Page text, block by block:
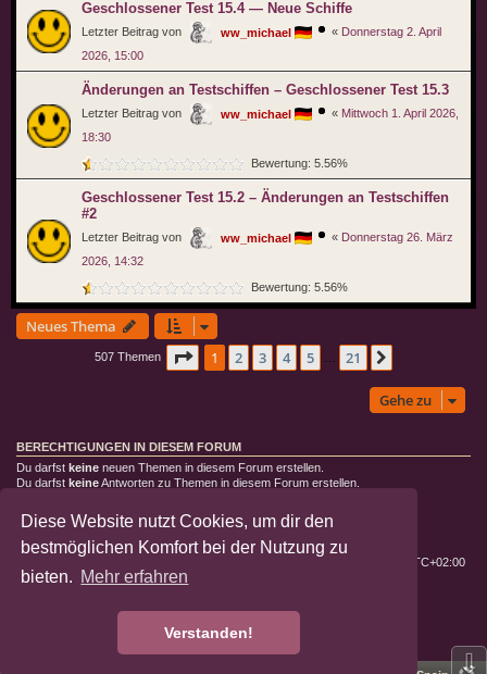
Diese Website nutzt Cookies, um dir den
bestmöglichen Komfort bei der Nutzung zu
bieten. Mehr erfahren
Verstanden!
Geschlossener Test 15.4 — Neue Schiffe
Letzter Beitrag von ww_michael « Donnerstag 2. April
2026, 15:00
Änderungen an Testschiffen – Geschlossener Test 15.3
Letzter Beitrag von ww_michael « Mittwoch 1. April 2026,
18:30
Bewertung: 5.56%
Geschlossener Test 15.2 – Änderungen an Testschiffen
#2
Letzter Beitrag von ww_michael « Donnerstag 26. März
2026, 14:32
Bewertung: 5.56%
Neues Thema
507 Themen Seite 1von 21
1 2 3 4 5 21
Gehe zu
BERECHTIGUNGEN IN DIESEM FORUM
Du darfst keine neuen Themen in diesem Forum erstellen.
Du darfst keineAntworten zu Themen in diesem Forum erstellen.
Du darfst deine Beiträge in diesem Forum
löschen.
Du darfst keineDateianhänge in diesem Forum erstellen.
UTC+02:00
Datenschutz|Nutzungsbedingungen
⇩